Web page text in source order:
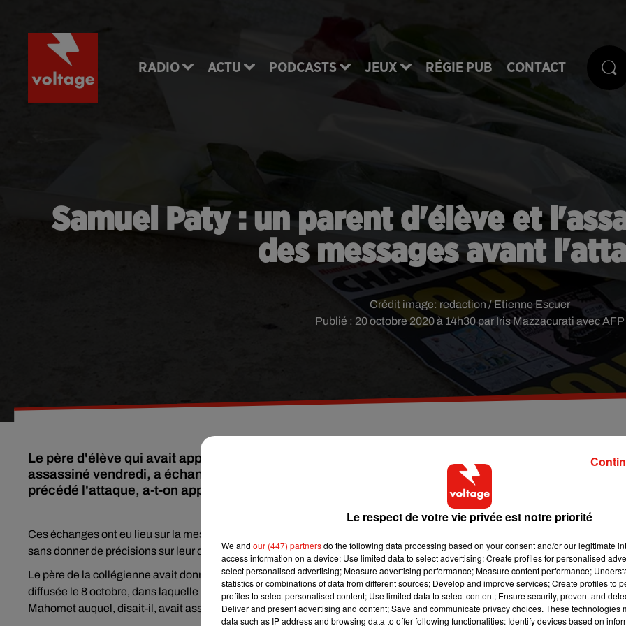
RADIO ACTU PODCASTS JEUX RÉGIE PUB CONTACT
Samuel Paty : un parent d'élève et
des messages avant
Publié : 20 octobre 2020 à 14h30 par Iris Mazzacurati avec AFP
Crédit image: redaction / Etienne Escuer
Le père d'élève qui avait appelé à une mobilisation sur les réseaux sociaux contre le professeur
assassiné vendredi, a échangé des messages par téléphone avec l'assaillant dans les jours qui ont
précédé l'attaque, a-t-on appris, mardi 20 octobre, de source proche du dossier.
Ces échanges ont eu lieu sur la messagerie WhatsApp, a ajouté cette source proche, confirmant une information de
sans donner de précisions sur leur contenu.
Le père de la collégienne avait donné son numéro de téléphone sur Facebook dans un message accompagnant une vidéo
diffusée le 8 octobre, dans laquelle il appelait à la mobilisation contre Samuel Paty après un cours sur les caricatures de
Mahomet auquel, disait-il, avait assisté sa fille.
Le respect de votre vie privée est notre priorité
We and our (447) partnersdo the following data processing based on your consent and/or our legitimate
access information on a device; Use limited data to select advertising; Create profiles for personalised
select personalised advertising; Measure advertising performance; Measure content performance;
statistics or combinations of data from different sources; Develop and improve services; Create profiles to
profiles to select personalised content; Use limited data to select content; Ensure security, prevent and
Deliver and present advertising and content; Save and communicate privacy choices. These technologies
data such as IP address and browsing data to offer following functionalities: Identify devices based on